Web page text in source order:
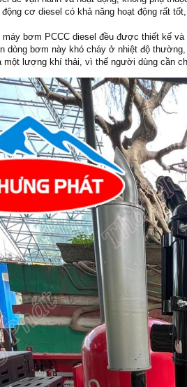
cơ diesel có khả năng hoạt động rất
máy bơm PCCC diesel đều được thiết kế
dòng bơm này khó cháy ở nhiệt độ
một lượng khí thải, vì thế người dùng cần